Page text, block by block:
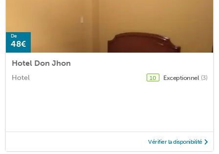
De
48€
Hotel Don Jhon
Hotel 10 Exceptionnel (3)
Vérifier la disponibilité